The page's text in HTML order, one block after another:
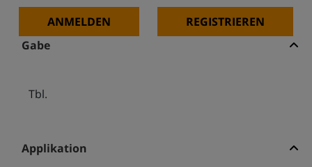
ANMELDEN REGISTRIEREN
Gabe
Tbl.
Applikation